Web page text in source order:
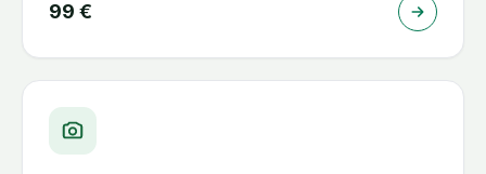
99 €